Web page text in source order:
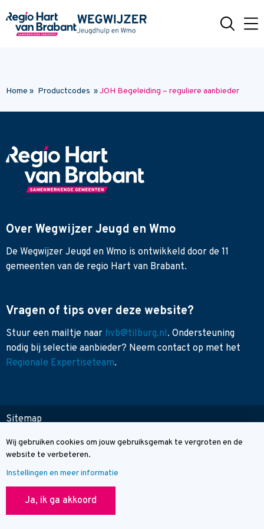
Cookie melding
Wij gebruiken cookies om jouw gebruiksgemak te vergroten en de
website te verbeteren.
Instellingen en meer informatie
Ja, ik ga akkoord
Home » Productcodes »JOH Begeleiding – reguliere aanbieder
Over Wegwijzer Jeugd en Wmo
De Wegwijzer Jeugd en Wmo is ontwikkeld door de 11
gemeenten van de regio Hart van Brabant.
Vragen of tips over deze website?
Stuur een mailtje naar hvb@tilburg.nl. Ondersteuning
nodig bij selectie aanbieder? Neem contact op met het
Regionale Expertiseteam.
© Wegwijzer Hart van Brabant
Sitemap
Contact